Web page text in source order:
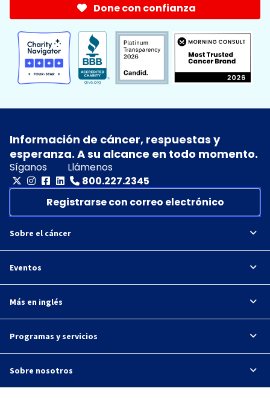
Done con confianza
Información de cáncer, respuestas y
esperanza. A su alcance en todo momento.
Síganos
Llámenos
800.227.2345
Registrarse con correo electrónico
Sobre el cáncer
Eventos
Más en inglés
Programas y servicios
Sobre nosotros